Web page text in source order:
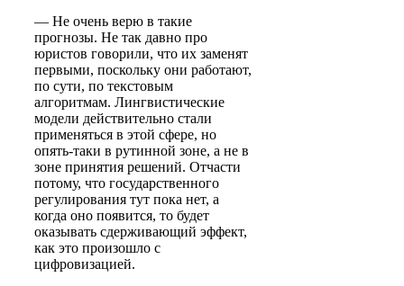
— Не очень верю в такие
прогнозы. Не так давно про
юристов говорили, что их заменят
первыми, поскольку они работают,
по сути, по текстовым
алгоритмам. Лингвистические
модели действительно стали
применяться в этой сфере, но
опять-таки в рутинной зоне, а не в
зоне принятия решений. Отчасти
потому, что государственного
регулирования тут пока нет, а
когда оно появится, то будет
оказывать сдерживающий эффект,
как это произошло с
цифровизацией.